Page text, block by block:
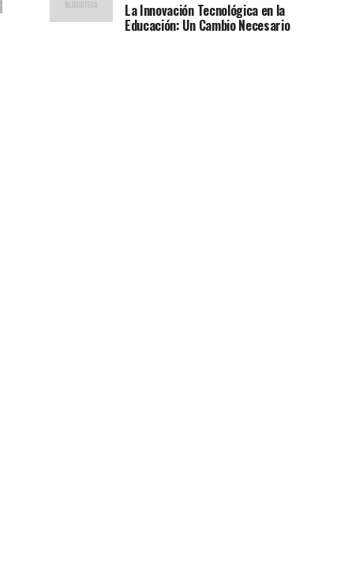
La Innovación Tecnológica en la
Educación: Un Cambio Necesario